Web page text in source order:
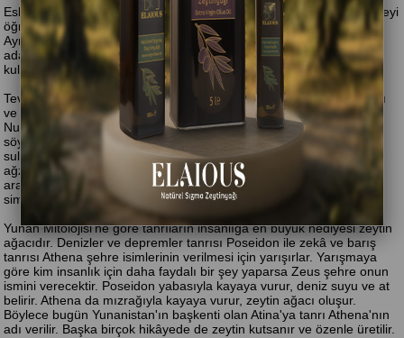
Eski Mısır uygarlığına göre tanrıça İsis, insanlarara zeytin yetiştirmeyi
öğretir. Sakkara Piramidi'nin duvarlarında zeytin çizimleri yer alır.
Ayrıca firavunlardan Tutankamon'un zeytin dallarıyla yapılan tacı
adaleti simgeler. Mısırlılar firavunları mumyalamak için zeytinyağı
kullanır.
Tevrat'taki bir hikâyeye göre Allah, artan kötülük nedeniyle insanları
ve hayvanları yok etmeye karar verir. Nesiller tükenmesin diye, Hz.
Nuh'a bir gemi yapmasını ve yanına her canlıdan çiftler almasını
söyler. Nuh Peygamber bunu yapar, büyük tufan başlar. Hz. Nuh,
suların durumunu öğrenmek için bir güvercin gönderir, güvercin
ağzında bir zeytin dalıyla geri döner. Böylece Allah ile insanlık
arasındaki barışın müjdesi verilir. Bu yüzden zeytin dalı barışı
simgeler.
Yunan Mitolojisi'ne göre tanrıların insanlığa en büyük hediyesi zeytin
ağacıdır. Denizler ve depremler tanrısı Poseidon ile zekâ ve barış
tanrısı Athena şehre isimlerinin verilmesi için yarışırlar. Yarışmaya
göre kim insanlık için daha faydalı bir şey yaparsa Zeus şehre onun
ismini verecektir. Poseidon yabasıyla kayaya vurur, deniz suyu ve at
belirir. Athena da mızrağıyla kayaya vurur, zeytin ağacı oluşur.
Böylece bugün Yunanistan'ın başkenti olan Atina'ya tanrı Athena'nın
adı verilir. Başka birçok hikâyede de zeytin kutsanır ve özenle üretilir.